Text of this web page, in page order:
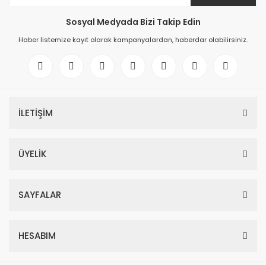
Sosyal Medyada Bizi Takip Edin
Haber listemize kayıt olarak kampanyalardan, haberdar olabilirsiniz.
İLETİŞİM
ÜYELİK
SAYFALAR
HESABIM